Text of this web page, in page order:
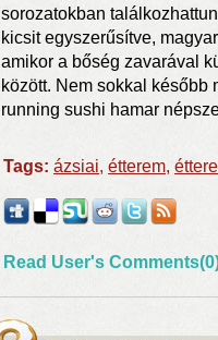
sorozatokban
kicsit egyszerűsítve,
amikor a bőség zavarával
között. Nem sokkal később
running sushi hamar
Tags: ázsiai, étterem,
Read User's